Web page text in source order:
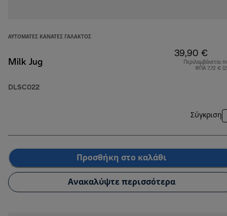
ΑΥΤΌΜΑΤΕΣ ΚΑΝΆΤΕΣ ΓΆΛΑΚΤΟΣ
Milk Jug
DLSC022
39,90 €
Περιλαμβάνεται
ΦΠΑ 7,72 €
Σύγκριση
Προσθήκη στο καλάθι
Ανακαλύψτε περισσότερα